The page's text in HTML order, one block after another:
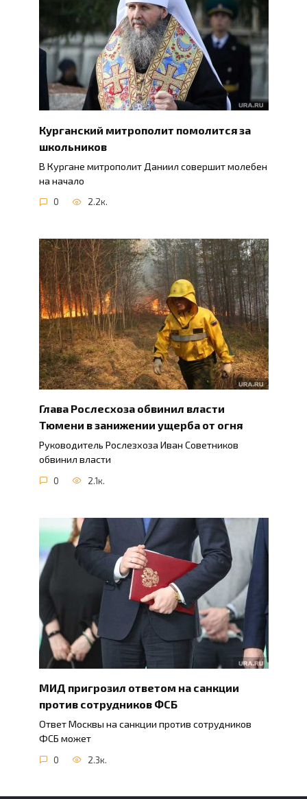
Курганский митрополит помолится за
школьников
В Кургане митрополит Даниил совершит молебен
на начало
0 2.2к.
Глава Рослесхоза обвинил власти
Тюмени в занижении ущерба от огня
Руководитель Рослезхоза Иван Советников
обвинил власти
0 2.1к.
МИД пригрозил ответом на санкции
против сотрудников ФСБ
Ответ Москвы на санкции против сотрудников
ФСБ может
0 2.3к.